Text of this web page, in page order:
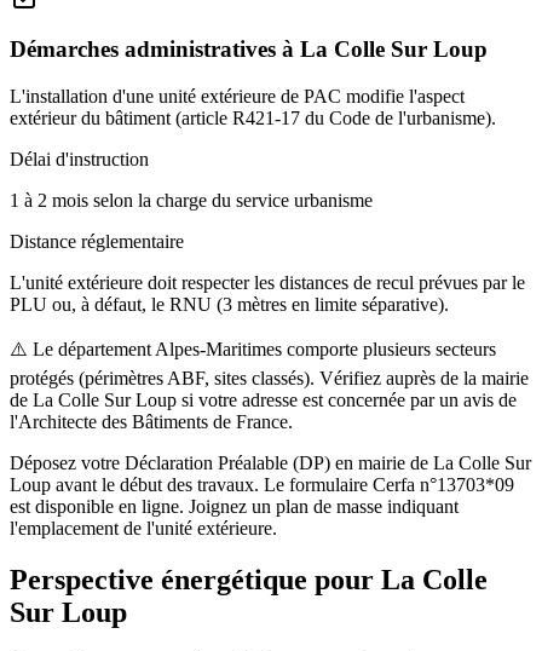
Démarches administratives à La Colle Sur Loup
L'installation d'une unité extérieure de PAC modifie l'aspect
extérieur du bâtiment (article R421-17 du Code de l'urbanisme).
Délai d'instruction
1 à 2 mois selon la charge du service urbanisme
Distance réglementaire
L'unité extérieure doit respecter les distances de recul prévues par le
PLU ou, à défaut, le RNU (3 mètres en limite séparative).
⚠️ Le département Alpes-Maritimes comporte plusieurs secteurs
protégés (périmètres ABF, sites classés). Vérifiez auprès de la mairie
de La Colle Sur Loup si votre adresse est concernée par un avis de
l'Architecte des Bâtiments de France.
Déposez votre Déclaration Préalable (DP) en mairie de La Colle Sur
Loup avant le début des travaux. Le formulaire Cerfa n°13703*09
est disponible en ligne. Joignez un plan de masse indiquant
l'emplacement de l'unité extérieure.
Perspective énergétique pour La Colle
Sur Loup